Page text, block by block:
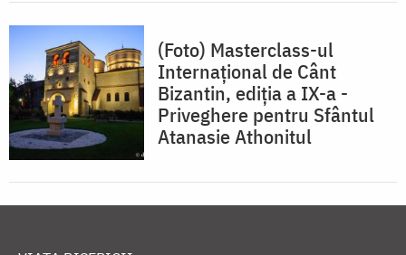
(Foto) Masterclass-ul
Internațional de Cânt
Bizantin, ediția a IX-a -
Priveghere pentru Sfântul
Atanasie Athonitul